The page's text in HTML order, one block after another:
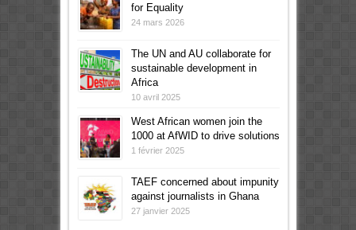
for Equality
24 mars 2026
The UN and AU collaborate for
sustainable development in
Africa
10 avril 2025
West African women join the
1000 at AfWID to drive solutions
1 février 2025
TAEF concerned about impunity
against journalists in Ghana
27 janvier 2025